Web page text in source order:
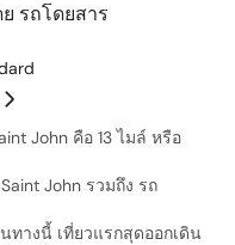
รถโดยสาร
John คือ 13 ไมล์ หรือ
John รวมถึง รถ
ทางนี้ เที่ยวแรกสุดออกเดิน